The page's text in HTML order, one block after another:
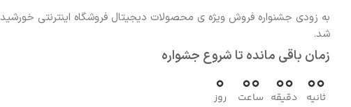
به زودی جشنواره فروش ویژه ی محصولات دیجیتال فروشگاه اینترنتی
شد.
زمان باقی مانده تا شروع جشواره
0
روز
00
ساعت
00
دقیقه
00
ثانیه